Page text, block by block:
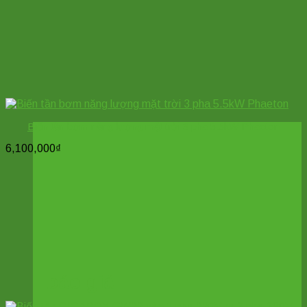
Biến tần bơm năng lượng mặt trời 3 pha 5.5kW Phaeton
6,100,000₫